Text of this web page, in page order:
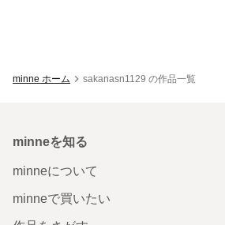
minne ホーム sakanasn1129 の作品一覧
minneを知る
minneについて
minneで買いたい